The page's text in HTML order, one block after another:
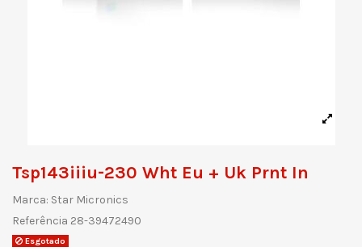
Tsp143iiiu-230 Wht Eu + Uk Prnt In
Marca: Star Micronics
Referência 28-39472490
Esgotado